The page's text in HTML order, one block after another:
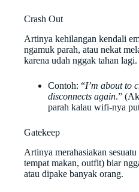
Crash Out
Artinya kehilangan kendali
ngamuk parah, atau nekat
karena udah nggak tahan lagi.
Contoh: “I’m about to
disconnects again.”
parah kalau wifi-nya
Gatekeep
Artinya merahasiakan
tempat makan, outfit) biar
atau dipake banyak orang.